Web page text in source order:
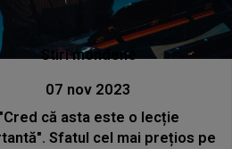
Stiri mondene
07 nov 2023
"Cred că asta este o lecție
Sfatul cel mai prețios pe